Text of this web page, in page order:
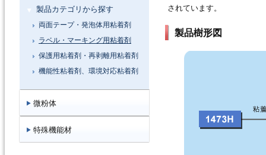
製品カテゴリから探す
両面テープ・発泡体用粘着剤
ラベル・マーキング用粘着剤
保護用粘着剤・再剥離用粘着剤
機能性粘着剤、環境対応粘着剤
微粉体
特殊機能材
されています。
製品樹形図